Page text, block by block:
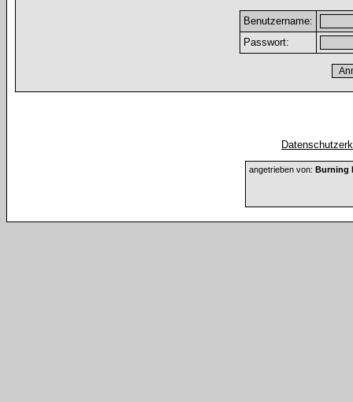
Benutzername:
Passwort:
angetrieben von: Burning